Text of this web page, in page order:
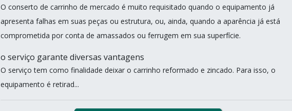
O conserto de carrinho de mercado é muito requisitado quando o equipamento já
apresenta falhas em suas peças ou estrutura, ou, ainda, quando a aparência já está
comprometida por conta de amassados ou ferrugem em sua superfície.
o serviço garante diversas vantagens
O serviço tem como finalidade deixar o carrinho reformado e zincado. Para isso, o
equipamento é retirad...